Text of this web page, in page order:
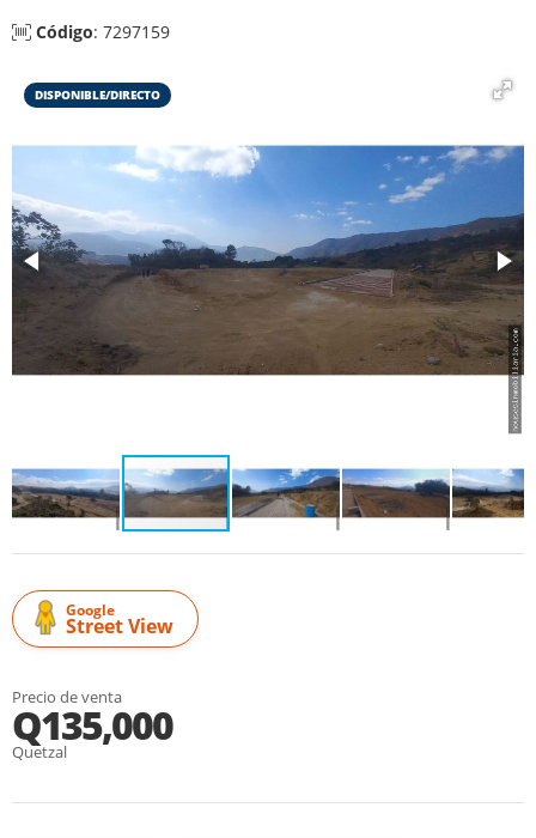
Código: 7297159
DISPONIBLE/DIRECTO
Google
Street View
Precio de venta
Q135,000
Quetzal